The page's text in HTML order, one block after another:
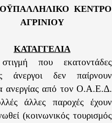
ΚΕΝΤΡΟ
ΑΓΡΙΝΙΟΥ
ΚΑΤΑΓΓΕΛΙΑ
που εκατοντάδες
άνεργοι δεν παίρνουν
ανεργίας από τον Ο.Α.Ε.Δ.
άλλες παροχές έχουν
(κοινωνικός τουρισμός